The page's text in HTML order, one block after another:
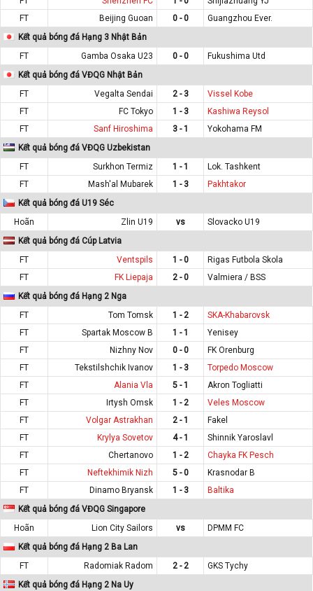
FT
Beijing Guoan 0 - 0
Guangzhou Ever.
Kết quả bóng đá Hạng 3 Nhật Bản
FT
Gamba Osaka U23 0 - 0
Fukushima Utd
Kết quả bóng đá VĐQG Nhật Bản
FT
Vegalta Sendai 2 - 3
Vissel Kobe
FT
FC Tokyo 1 - 3
Kashiwa Reysol
FT
Sanf Hiroshima 3 - 1
Yokohama FM
Kết quả bóng đá VĐQG Uzbekistan
FT
Surkhon Termiz 1 - 1
Lok. Tashkent
FT
Mash'al Mubarek 1 - 3
Pakhtakor
Kết quả bóng đá U19 Séc
Hoãn
Zlin U19 vs
Slovacko U19
Kết quả bóng đá Cúp Latvia
FT
Ventspils 1 - 0
Rigas Futbola Skola
FT
FK Liepaja 2 - 0
Valmiera / BSS
Kết quả bóng đá Hạng 2 Nga
FT
Tom Tomsk 1 - 2
SKA-Khabarovsk
FT
Spartak Moscow B 1 - 1
Yenisey
FT
Nizhny Nov 0 - 0
FK Orenburg
FT
Tekstilshchik Ivanov 1 - 3
Torpedo Moscow
FT
Alania Vla 5 - 1
Akron Togliatti
FT
Irtysh Omsk 1 - 2
Veles Moscow
FT
Volgar Astrakhan 2 - 1
Fakel
FT
Krylya Sovetov 4 - 1
Shinnik Yaroslavl
FT
Chertanovo 1 - 2
Chayka FK Pesch
FT
Neftekhimik Nizh 5 - 0
Krasnodar B
FT
Dinamo Bryansk 1 - 3
Baltika
Kết quả bóng đá VĐQG Singapore
Hoãn
Lion City Sailors vs
DPMM FC
Kết quả bóng đá Hạng 2 Ba Lan
FT
Radomiak Radom 2 - 2
GKS Tychy
Kết quả bóng đá Hạng 2 Na Uy